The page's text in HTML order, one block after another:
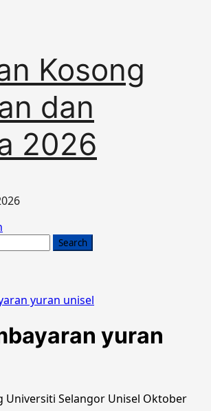
Kosong
dan
2026
yuran unisel
yuran